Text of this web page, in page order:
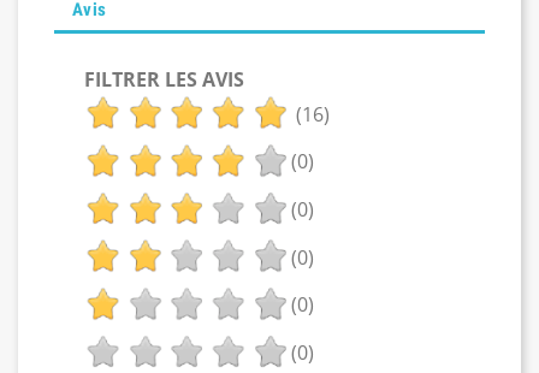
Avis
FILTRER LES AVIS
(16)
(0)
(0)
(0)
(0)
(0)